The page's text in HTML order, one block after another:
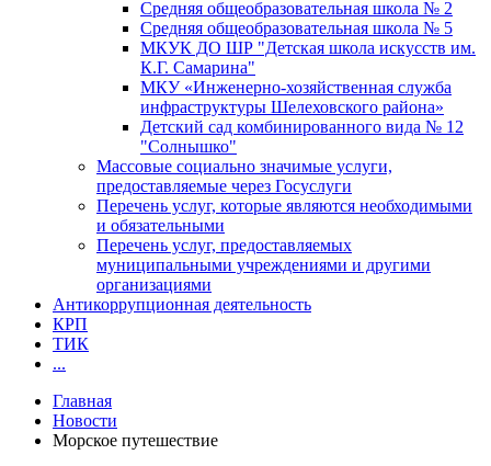
Средняя общеобразовательная школа № 2
Средняя общеобразовательная школа № 5
МКУК ДО ШР "Детская школа искусств им.
К.Г. Самарина"
МКУ «Инженерно-хозяйственная служба
инфраструктуры Шелеховского района»
Детский сад комбинированного вида № 12
"Солнышко"
Массовые социально значимые услуги,
предоставляемые через Госуслуги
Перечень услуг, которые являются необходимыми
и обязательными
Перечень услуг, предоставляемых
муниципальными учреждениями и другими
организациями
Антикоррупционная деятельность
КРП
ТИК
...
Главная
Новости
Морское путешествие